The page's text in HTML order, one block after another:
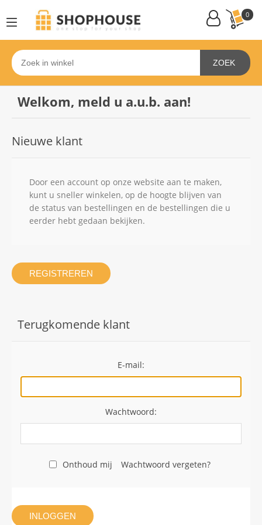
0
ZOEK
Welkom, meld u a.u.b. aan!
Nieuwe klant
Door een account op onze website aan te maken,
kunt u sneller winkelen, op de hoogte blijven van
de status van bestellingen en de bestellingen die u
eerder hebt gedaan bekijken.
REGISTREREN
Terugkomende klant
E-mail:
Wachtwoord:
Onthoud mij Wachtwoord vergeten?
INLOGGEN